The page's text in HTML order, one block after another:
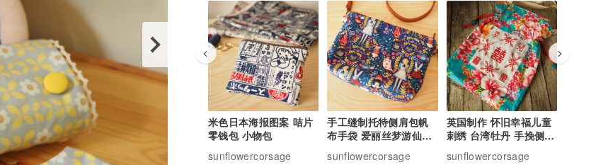
米色日本海报图案 咭片
零钱包 小物包
sunflowercorsage
手工缝制托特侧肩包帆
布手袋 爱丽丝梦游仙境
sunflowercorsage
英国制作 怀旧幸福儿童
刺绣 台湾牡丹 手挽侧背
sunflowercorsage